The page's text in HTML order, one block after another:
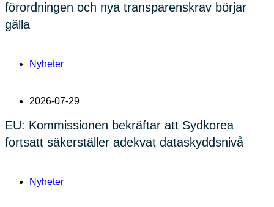
förordningen och nya transparenskrav börjar
gälla
Nyheter
2026-07-29
EU: Kommissionen bekräftar att Sydkorea
fortsatt säkerställer adekvat dataskyddsnivå
Nyheter